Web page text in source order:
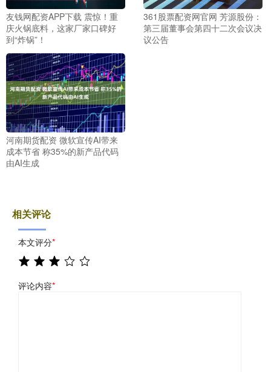
友钱网配资APP下载 震惊！重
庆火锅底料，这家厂家口碑好
到“炸锅”！
361股票配资网官网 芳源股份：
第三届董事会第四十二次会议决
议公告
河南期货配资 微软宣传AI带来
成本节省 称35%的新产品代码
由AI生成
相关评论
本文评分*
评论内容*